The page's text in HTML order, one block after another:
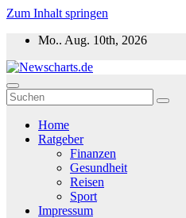
Zum Inhalt springen
Mo.. Aug. 10th, 2026
Newscharts.de
Aktuelle News zu Politik,
Home
Ratgeber
Finanzen
Gesundheit
Reisen
Sport
Impressum